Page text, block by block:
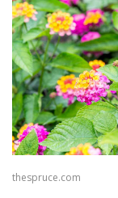
thespruce.com